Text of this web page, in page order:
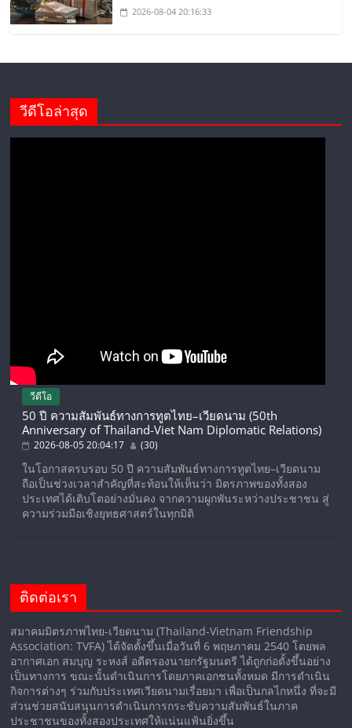
2026-08-04 20:16:33
วีดีโอล่าสุด
วีดีโอ
50 ปี ความสัมพันธ์ทางการทูตไทย–เวียดนาม (50th
Anniversary of Thailand-Viet Nam Diplomatic Relations)
2026-08-05 20:04:17 (30)
ในโอกาสครบรอบ 50 ปี ความสัมพันธ์ทางการทูตไทย–เวียดนาม
ถือเป็นช่วงเวลาสำคัญที่สะท้อนให้เห็นว่า มิตรภาพของทั้งสอง
ประเทศได้เติบโตอย่างมั่นคง จากความผูกพันระหว่างประชาชน สู่
ความร่วมมือเชิงยุทธศาสตร์ในทุกมิติ
ติดต่อเรา
สมาคมมิตรภาพไทย-เวียดนาม (Thailand-Vietnam Friendship
Association: TVFA) ได้จัดตั้งขึ้นเมื่อวันที่ 6 พฤษภาคม 2540 โดยพล
อากาศเอก สมบุญ ระหงส์ อดีตรองนายกรัฐมนตรี ได้ถูกก่อตั้งขึ้นอย่าง
เป็นทางการ ขณะนั้นดำเนินการโดยภาคเอกชนทั้งหมด มีการดำเนิน
กิจการต่างๆ ร่วมกับประเทศเวียดนามเรื่อยมา เพื่อเป็นกลไกหนึ่ง ที่จะมี
ส่วนช่วยสนับสนุนการดำเนินการกระชับความสัมพันธ์ในภาค
ประชาชนของทั้งสองประเทศให้แน่นแฟ้นยิ่งขึ้น